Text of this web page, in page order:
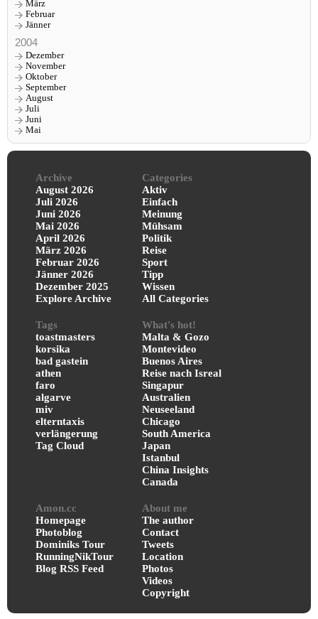
März
Februar
Jänner
2004
Dezember
November
Oktober
September
August
Juli
Juni
Mai
Archive
August 2026
Juli 2026
Juni 2026
Mai 2026
April 2026
März 2026
Februar 2026
Jänner 2026
Dezember 2025
Explore Archive
Categories
Aktiv
Einfach
Meinung
Mühsam
Politik
Reise
Sport
Tipp
Wissen
All Categories
Tags
toastmasters
korsika
bad gastein
athen
faro
algarve
miv
elterntaxis
verlängerung
Tag Cloud
What's hot!
Malta & Gozo
Montevideo
Buenos Aires
Reise nach Isreal
Singapur
Australien
Neuseeland
Chicago
South America
Japan
Istanbul
China Insights
Canada
Amon.cc
Homepage
Photoblog
Dominiks Tour
RunningNikTour
Blog RSS Feed
About me
The author
Contact
Tweets
Location
Photos
Videos
Copyright